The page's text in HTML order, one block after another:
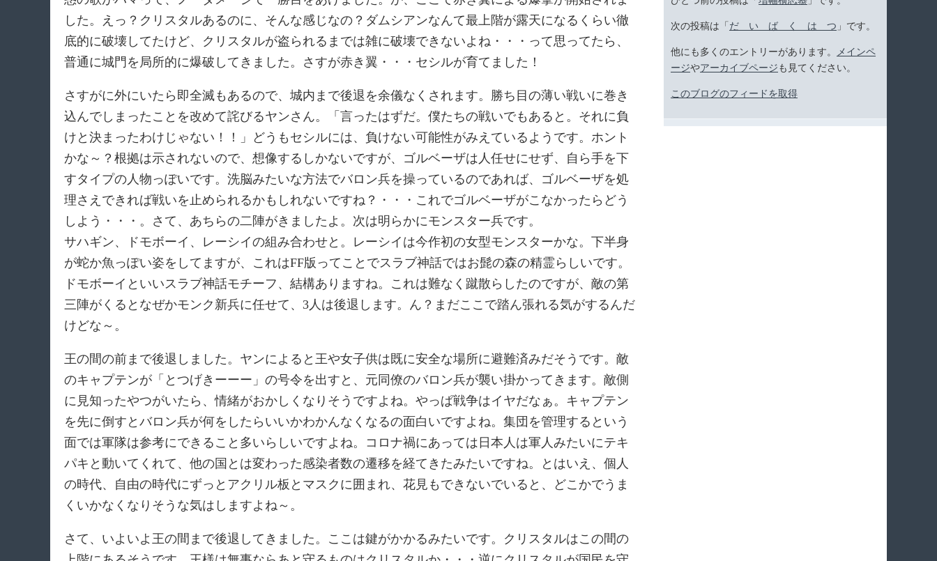
した。えっ？クリスタルあるのに、そんな感じなの？ダムシアンなんて最上階が露天になるくらい徹
底的に破壊してたけど、クリスタルが盗られるまでは雑に破壊できないよね・・・って思ってたら、
普通に城門を局所的に爆破してきました。さすが赤き翼・・・セシルが育てました！
さすがに外にいたら即全滅もあるので、城内まで後退を余儀なくされます。勝ち目の薄い戦いに巻き
込んでしまったことを改めて詫びるヤンさん。「言ったはずだ。僕たちの戦いでもあると。それに負
けと決まったわけじゃない！！」どうもセシルには、負けない可能性がみえているようです。ホント
かな～？根拠は示されないので、想像するしかないですが、ゴルベーザは人任せにせず、自ら手を下
すタイプの人物っぽいです。洗脳みたいな方法でバロン兵を操っているのであれば、ゴルベーザを処
理さえできれば戦いを止められるかもしれないですね？・・・これでゴルベーザがこなかったらどう
しよう・・・。さて、あちらの二陣がきましたよ。次は明らかにモンスター兵です。
サハギン、ドモボーイ、レーシイの組み合わせと。レーシイは今作初の女型モンスターかな。下半身
が蛇か魚っぽい姿をしてますが、これはFF版ってことでスラブ神話ではお髭の森の精霊らしいです。
ドモボーイといいスラブ神話モチーフ、結構ありますね。これは難なく蹴散らしたのですが、敵の第
三陣がくるとなぜかモンク新兵に任せて、3人は後退します。ん？まだここで踏ん張れる気がするんだ
けどな～。
王の間の前まで後退しました。ヤンによると王や女子供は既に安全な場所に避難済みだそうです。敵
のキャプテンが「とつげきーーー」の号令を出すと、元同僚のバロン兵が襲い掛かってきます。敵側
に見知ったやつがいたら、情緒がおかしくなりそうですよね。やっぱ戦争はイヤだなぁ。キャプテン
を先に倒すとバロン兵が何をしたらいいかわかんなくなるの面白いですよね。集団を管理するという
面では軍隊は参考にできること多いらしいですよね。コロナ禍にあっては日本人は軍人みたいにテキ
パキと動いてくれて、他の国とは変わった感染者数の遷移を経てきたみたいですね。とはいえ、個人
の時代、自由の時代にずっとアクリル板とマスクに囲まれ、花見もできないでいると、どこかでうま
くいかなくなりそうな気はしますよね～。
さて、いよいよ王の間まで後退してきました。ここは鍵がかかるみたいです。クリスタルはこの間の
次の投稿は「 だ い ば く は つ 」です。
他にも多くのエントリーがあります。
メインペ
ージやアーカイブページ も見てください。
このブログのフィードを取得